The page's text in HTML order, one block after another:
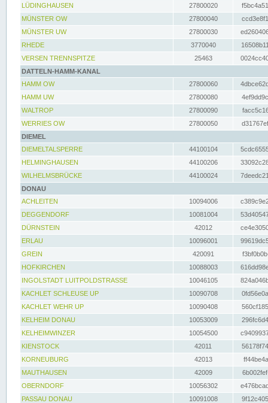
LÜDINGHAUSEN
27800020
MÜNSTER OW
27800040
MÜNSTER UW
27800030
RHEDE
3770040
VERSEN TRENNSPITZE
25463
DATTELN-HAMM-KANAL
HAMM OW
27800060
HAMM UW
27800080
WALTROP
27800090
WERRIES OW
27800050
DIEMEL
DIEMELTALSPERRE
44100104
HELMINGHAUSEN
44100206
WILHELMSBRÜCKE
44100024
DONAU
ACHLEITEN
10094006
DEGGENDORF
10081004
DÜRNSTEIN
42012
ERLAU
10096001
GREIN
420091
HOFKIRCHEN
10088003
INGOLSTADT LUITPOLDSTRASSE
10046105
KACHLET SCHLEUSE UP
10090708
KACHLET WEHR UP
10090408
KELHEIM DONAU
10053009
KELHEIMWINZER
10054500
KIENSTOCK
42011
KORNEUBURG
42013
MAUTHAUSEN
42009
OBERNDORF
10056302
PASSAU DONAU
10091008